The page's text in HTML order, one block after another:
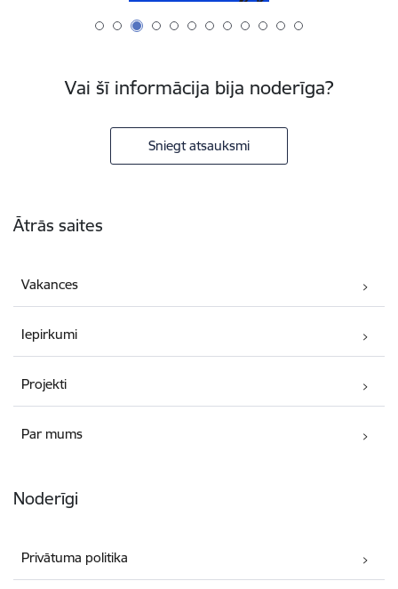
Vai šī informācija bija noderīga?
Sniegt atsauksmi
Ātrās saites
Vakances
Iepirkumi
Projekti
Par mums
Noderīgi
Privātuma politika